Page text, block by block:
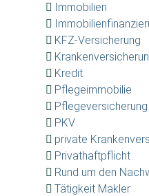
Immobilien
KFZ-Versicherung
Kredit
Pflegeimmobilie
Pflegeversicherung
PKV
private
Privathaftpflicht
Rund um den
Tätigkeit Makler